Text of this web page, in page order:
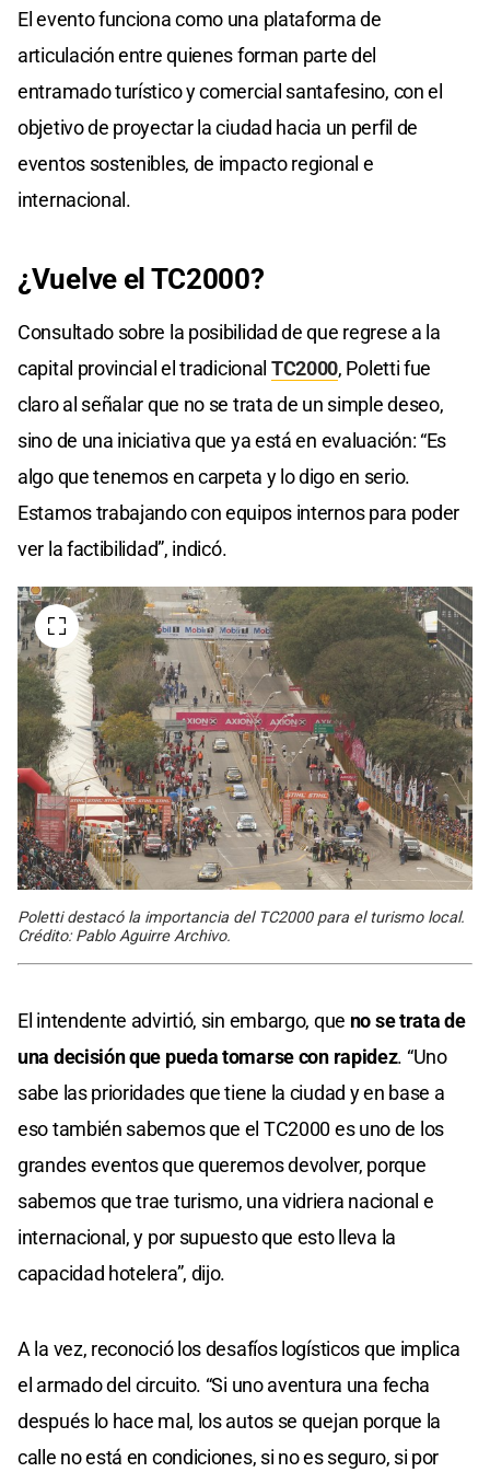
El evento funciona como una plataforma de
articulación entre quienes forman parte del
entramado turístico y comercial santafesino, con el
objetivo de proyectar la ciudad hacia un perfil de
eventos sostenibles, de impacto regional e
internacional.
¿Vuelve el TC2000?
Consultado sobre la posibilidad de que regrese a la
capital provincial el tradicional TC2000, Poletti fue
claro al señalar que no se trata de un simple deseo,
sino de una iniciativa que ya está en evaluación: “Es
algo que tenemos en carpeta y lo digo en serio.
Estamos trabajando con equipos internos para poder
ver la factibilidad”, indicó.
Poletti destacó la importancia del TC2000 para el turismo local.
Crédito: Pablo Aguirre Archivo.
El intendente advirtió, sin embargo, que no se trata de
una decisión que pueda tomarse con rapidez. “Uno
sabe las prioridades que tiene la ciudad y en base a
eso también sabemos que el TC2000 es uno de los
grandes eventos que queremos devolver, porque
sabemos que trae turismo, una vidriera nacional e
internacional, y por supuesto que esto lleva la
capacidad hotelera”, dijo.
A la vez, reconoció los desafíos logísticos que implica
el armado del circuito. “Si uno aventura una fecha
después lo hace mal, los autos se quejan porque la
calle no está en condiciones, si no es seguro, si por